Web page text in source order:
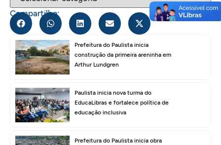
Compartilhe:
Prefeitura do Paulista inicia
construção da primeira areninha em
Arthur Lundgren
Paulista inicia nova turma do
EducaLibras e fortalece política de
educação inclusiva
Prefeitura do Paulista inicia obra